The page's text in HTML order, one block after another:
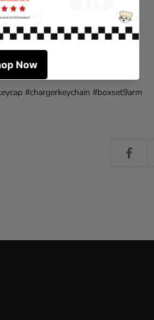
บาท Limited มากแชท รีบสั่งเลยที่
limited-boxset
#chargerkeychain #boxset9arm